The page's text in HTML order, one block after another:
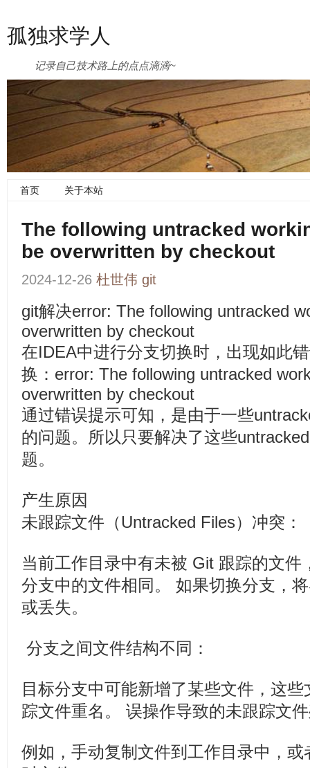
孤独求学人
记录自己技术路上的点点滴滴~
首页 关于本站
The following untracked
be overwritten by checkout
2024-12-26 杜世伟 git
git解决error: The following untracked
overwritten by checkout
在IDEA中进行分支切换时，出现如此
换：error: The following untracked
overwritten by checkout
通过错误提示可知，是由于一些
的问题。所以只要解决了这些
题。
产生原因
未跟踪文件（Untracked Files）冲突：
当前工作目录中有未被 Git 跟踪的文件
分支中的文件相同。 如果切换分支，
或丢失。
分支之间文件结构不同：
目标分支中可能新增了某些文件，这
踪文件重名。 误操作导致的未跟踪文
例如，手动复制文件到工作目录中，